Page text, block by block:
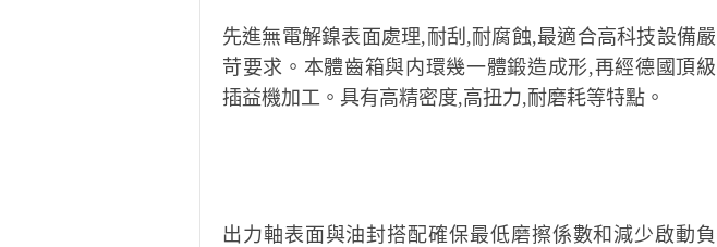
先進無電解鎳表面處理,耐刮,耐腐蝕,最適合高科技設備嚴
苛要求。本體齒箱與内環幾一體鍛造成形,再經德國頂級
插益機加工。具有高精密度,高扭力,耐磨耗等特點。
出力軸表面與油封搭配確保最低磨擦係數和減少啟動負